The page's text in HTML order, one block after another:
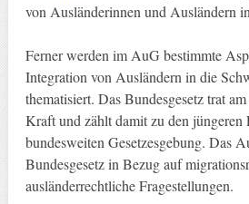
von Ausländerinnen und Ausländern
Ferner werden im AuG bestimmte
Integration von Ausländern in die
thematisiert. Das Bundesgesetz trat
Kraft und zählt damit zu den jüngeren
bundesweiten Gesetzesgebung. Das
Bundesgesetz in Bezug auf
ausländerrechtliche Fragestellungen.